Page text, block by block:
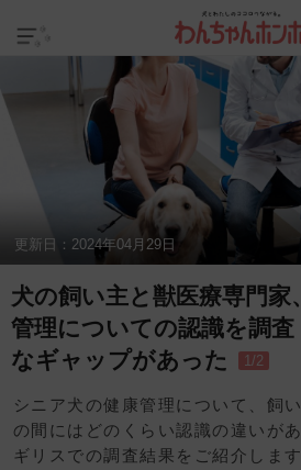
更新日： 2024年04月29日
犬の飼い主と獣医療専門
管理についての認識を調
なギャップがあった
1/2
シニア犬の健康管理について、飼
の間にはどのくらい認識の違いが
ギリスでの調査結果をご紹介します